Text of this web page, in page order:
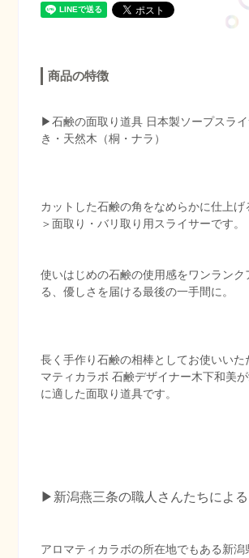
商品の特徴
▶︎石鹸の面取り道具 日本製ソープスラ
き・天然木（桐・ナラ）
カットした石鹸の角をなめらかに仕上げ
＞面取り・バリ取り用スライサーです。
使いはじめの石鹸の使用感をワンランク
る、優しさを届ける最後の一手間に。
長く手作り石鹸の相棒としてお使いいた
マティカラボ 石鹸デザイナー木下和美
に適した面取り道具です。
▶︎新潟燕三条の職人さんたちによ
アロマティカラボの所在地でもある新潟